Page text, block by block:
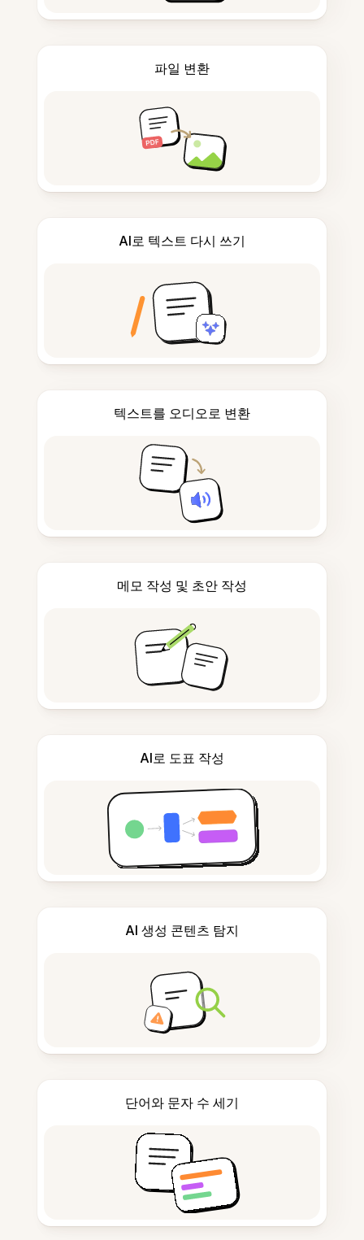
파일 변환
AI로 텍스트 다시 쓰기
텍스트를 오디오로 변환
메모 작성 및 초안 작성
AI로 도표 작성
AI 생성 콘텐츠 탐지
단어와 문자 수 세기